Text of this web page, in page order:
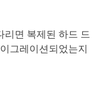
면 복제된 하드 드
그레이션되었는지